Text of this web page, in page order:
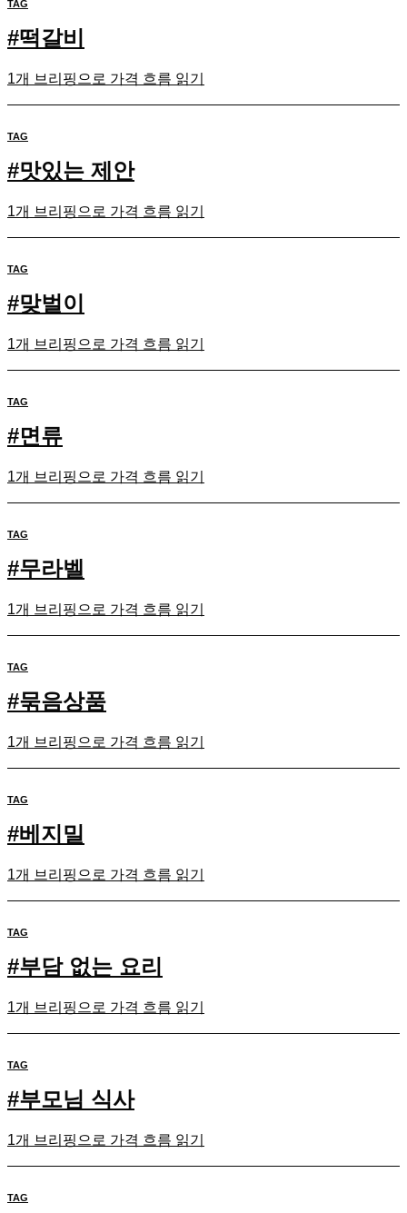
TAG
#떡갈비
1개 브리핑으로 가격 흐름 읽기
TAG
#맛있는 제안
1개 브리핑으로 가격 흐름 읽기
TAG
#맞벌이
1개 브리핑으로 가격 흐름 읽기
TAG
#면류
1개 브리핑으로 가격 흐름 읽기
TAG
#무라벨
1개 브리핑으로 가격 흐름 읽기
TAG
#묶음상품
1개 브리핑으로 가격 흐름 읽기
TAG
#베지밀
1개 브리핑으로 가격 흐름 읽기
TAG
#부담 없는 요리
1개 브리핑으로 가격 흐름 읽기
TAG
#부모님 식사
1개 브리핑으로 가격 흐름 읽기
TAG